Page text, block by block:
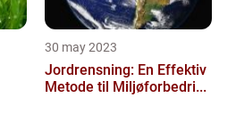
30 may 2023
Jordrensning: En Effektiv
Metode til Miljøforbedri...